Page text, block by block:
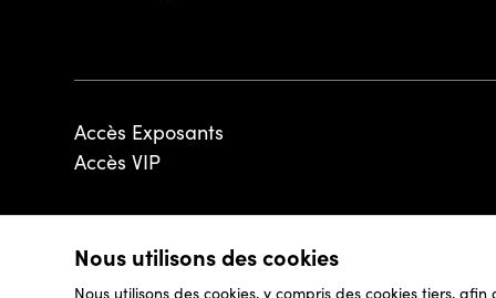
Nous utilisons des cookies
Nous utilisons des cookies, y compris des cookies tiers,
Accès Exposants
Accès VIP
© 2026 - Luxembourg Art Week S.A.